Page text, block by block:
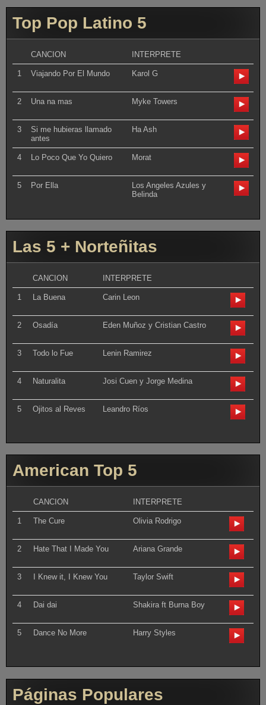
Top Pop Latino 5
CANCION INTERPRETE
1 Viajando Por El Mundo Karol G
2 Una na mas Myke Towers
3
Si me hubieras llamado
antes
Ha Ash
4 Lo Poco Que Yo Quiero Morat
5 Por Ella
Los Angeles Azules y
Belinda
Las 5 + Norteñitas
CANCION INTERPRETE
1 La Buena Carin Leon
2 Osadía Eden Muñoz y Cristian Castro
3 Todo lo Fue Lenin Ramirez
4 Naturalita Josi Cuen y Jorge Medina
5 Ojitos al Reves Leandro Ríos
American Top 5
CANCION INTERPRETE
1 The Cure Olivia Rodrigo
2 Hate That I Made You Ariana Grande
3 I Knew it, I Knew You Taylor Swift
4 Dai dai Shakira ft Burna Boy
5 Dance No More Harry Styles
Páginas Populares